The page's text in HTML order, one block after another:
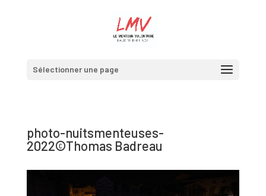
Sélectionner une page
photo-nuitsmenteuses-
2022©Thomas Badreau